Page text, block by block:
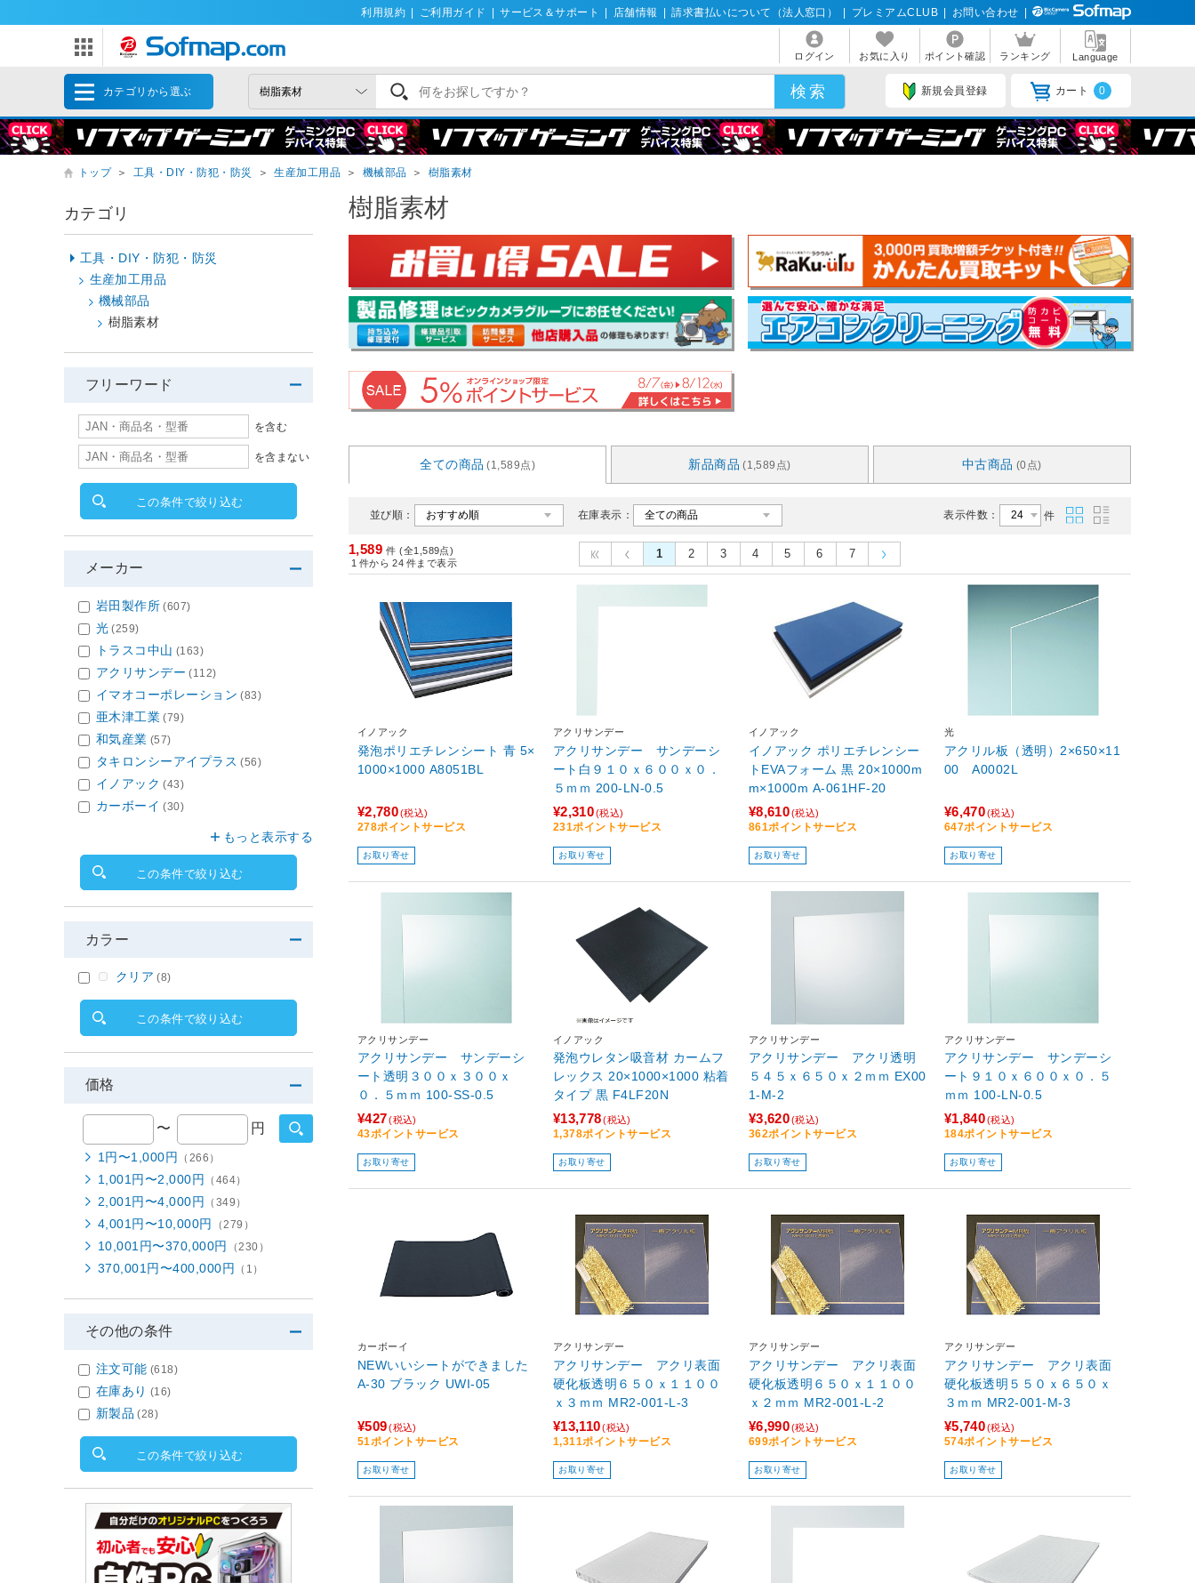
利用規約 ご利用ガイド サービス＆サポート 店舗情報 請求書払いについて（法人窓口） プレミアムCLUB お問い合わせ
ログイン お気に入り ポイント確認 ランキング Language
カテゴリから選ぶ 新規会員登録 カート 0
トップ ＞ 工具・DIY・防犯・防災 ＞ 生産加工用品 ＞ 機械部品 ＞ 樹脂素材
樹脂素材
全ての商品 (1,589点) 新品商品 (1,589点) 中古商品 (0点)
並び順： 在庫表示： 表示件数： 件
1,589 件 (全1,589点)
1 件から 24 件まで表示
1 2 3 4 5 6 7
イノアック
発泡ポリエチレンシート 青 5×
1000×1000 A8051BL
¥2,780(税込)
278ポイントサービス
お取り寄せ
アクリサンデー
アクリサンデー サンデーシ
ート白９１０ｘ６００ｘ０．
５ｍｍ 200-LN-0.5
¥2,310(税込)
231ポイントサービス
お取り寄せ
イノアック
イノアック ポリエチレンシー
トEVAフォーム 黒 20×1000m
m×1000m A-061HF-20
¥8,610(税込)
861ポイントサービス
お取り寄せ
光
アクリル板（透明）2×650×11
00 A0002L
¥6,470(税込)
647ポイントサービス
お取り寄せ
アクリサンデー
アクリサンデー サンデーシ
ート透明３００ｘ３００ｘ
０．５ｍｍ 100-SS-0.5
¥427 (税込)
43ポイントサービス
お取り寄せ
イノアック
発泡ウレタン吸音材 カームフ
レックス 20×1000×1000 粘着
タイプ 黒 F4LF20N
¥13,778(税込)
1,378ポイントサービス
お取り寄せ
アクリサンデー
アクリサンデー アクリ透明
５４５ｘ６５０ｘ２ｍｍ EX00
1-M-2
¥3,620(税込)
362ポイントサービス
お取り寄せ
アクリサンデー
アクリサンデー サンデーシ
ート９１０ｘ６００ｘ０．５
ｍｍ 100-LN-0.5
¥1,840(税込)
184ポイントサービス
お取り寄せ
カーボーイ
NEWいいシートができました
A-30 ブラック UWI-05
¥509 (税込)
51ポイントサービス
お取り寄せ
アクリサンデー
アクリサンデー アクリ表面
硬化板透明６５０ｘ１１００
ｘ３ｍｍ MR2-001-L-3
¥13,110(税込)
1,311ポイントサービス
お取り寄せ
アクリサンデー
アクリサンデー アクリ表面
硬化板透明６５０ｘ１１００
ｘ２ｍｍ MR2-001-L-2
¥6,990(税込)
699ポイントサービス
お取り寄せ
アクリサンデー
アクリサンデー アクリ表面
硬化板透明５５０ｘ６５０ｘ
３ｍｍ MR2-001-M-3
¥5,740(税込)
574ポイントサービス
お取り寄せ
カテゴリ
工具・DIY・防犯・防災
生産加工用品
機械部品
樹脂素材
フリーワード
を含む
を含まない
この条件で絞り込む
メーカー
岩田製作所 (607)
光 (259)
トラスコ中山 (163)
アクリサンデー (112)
イマオコーポレーション (83)
亜木津工業 (79)
和気産業 (57)
タキロンシーアイプラス (56)
イノアック (43)
カーボーイ (30)
もっと表示する
この条件で絞り込む
カラー
クリア (8)
この条件で絞り込む
価格
〜 円
1円〜1,000円 （266）
1,001円〜2,000円 （464）
2,001円〜4,000円 （349）
4,001円〜10,000円 （279）
10,001円〜370,000円 （230）
370,001円〜400,000円 （1）
その他の条件
注文可能 (618)
在庫あり (16)
新製品 (28)
この条件で絞り込む